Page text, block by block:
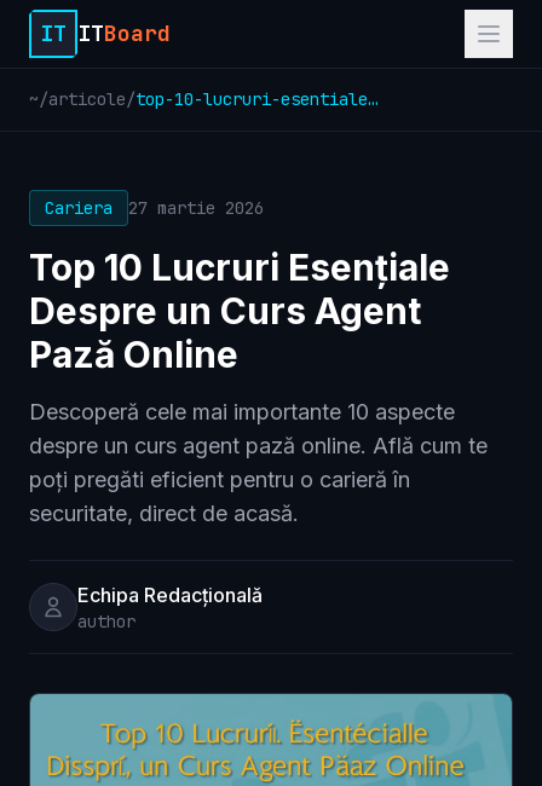
IT ITBoard
~/articole/ top-10-lucruri-esentiale-despre-un-curs-agent-paza-online
Cariera 27 martie 2026
Top 10 Lucruri Esențiale
Despre un Curs Agent
Pază Online
Descoperă cele mai importante 10 aspecte
despre un curs agent pază online. Află cum te
poți pregăti eficient pentru o carieră în
securitate, direct de acasă.
Echipa Redacțională
author